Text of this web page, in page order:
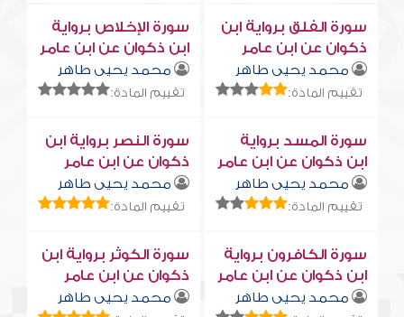
سورة الفلق برواية ابن
ذكوان عن ابن عامر
محمد يحيى طاهر
تقييم المادة:
سورة الإخلاص برواية
ابن ذكوان عن ابن عامر
محمد يحيى طاهر
تقييم المادة:
سورة المسد برواية
ابن ذكوان عن ابن عامر
محمد يحيى طاهر
تقييم المادة:
سورة النصر برواية ابن
ذكوان عن ابن عامر
محمد يحيى طاهر
تقييم المادة:
سورة الكافرون برواية
ابن ذكوان عن ابن عامر
محمد يحيى طاهر
سورة الكوثر برواية ابن
ذكوان عن ابن عامر
محمد يحيى طاهر